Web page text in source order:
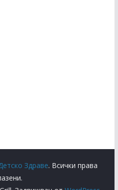
Здраве. Всички права